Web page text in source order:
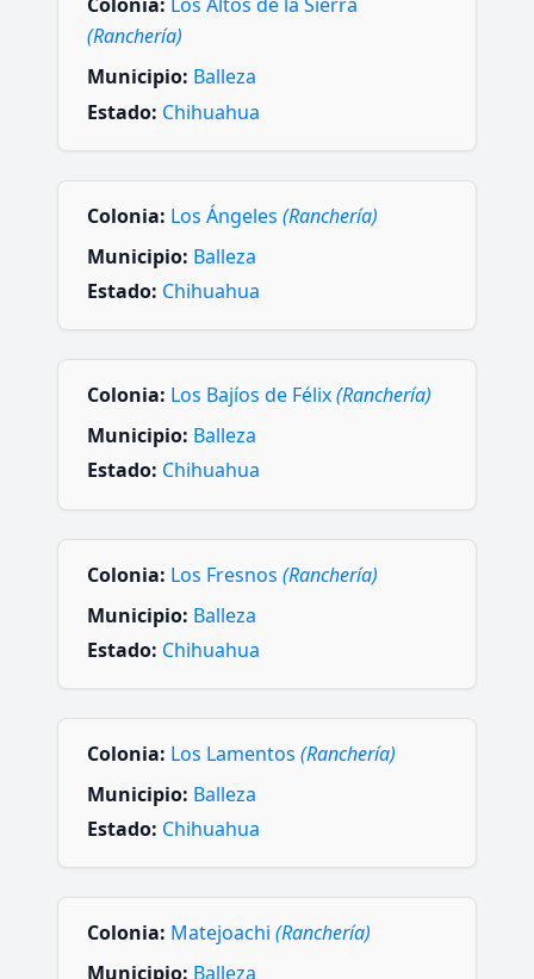
(Ranchería)
Municipio: Balleza
Estado: Chihuahua
Colonia: Los Ángeles (Ranchería)
Municipio: Balleza
Estado: Chihuahua
Colonia: Los Bajíos de Félix(Ranchería)
Municipio: Balleza
Estado: Chihuahua
Colonia: Los Fresnos (Ranchería)
Municipio: Balleza
Estado: Chihuahua
Colonia: Los Lamentos (Ranchería)
Municipio: Balleza
Estado: Chihuahua
Colonia: Matejoachi (Ranchería)
Municipio: Balleza